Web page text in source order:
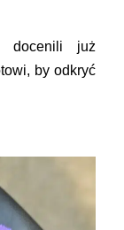
docenili już
by odkryć